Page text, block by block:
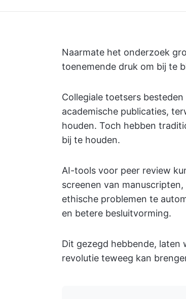
Naarmate het onderzoek
toenemende druk om bij te
Collegiale toetsers
academische publicaties,
houden. Toch hebben
bij te houden.
AI-tools voor peer review
screenen van
ethische problemen te
en betere besluitvorming.
Dit gezegd hebbende, laten
revolutie teweeg kan